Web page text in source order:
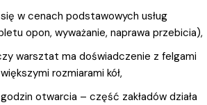
w cenach podstawowych usług
opon, wyważanie, naprawa przebicia),
warsztat ma doświadczenie z felgami
rozmiarami kół,
otwarcia – część zakładów działa